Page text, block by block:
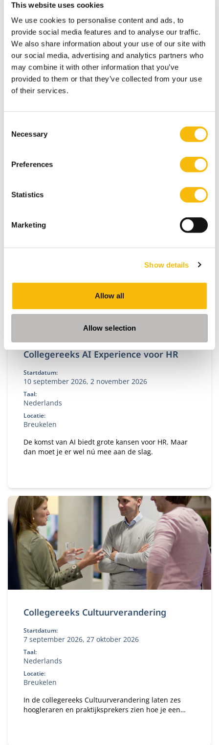
This website uses cookies
We use cookies to personalise content and ads, to
provide social media features and to analyse our traffic.
We also share information about your use of our site with
our social media, advertising and analytics partners who
may combine it with other information that you’ve
provided to them or that they’ve collected from your use
of their services.
Selection
Necessary
Preferences
Statistics
Marketing
Show details
Allow all
Allow selection
Verandermanagement en
Organisatieontwikkeling
24 september 2026
Ontwikkel je je kennis en competenties op het
Collegereeks AI Experience voor HR
Startdatum:
10 september 2026, 2 november 2026
Taal:
Nederlands
Locatie:
Breukelen
De komst van AI biedt grote kansen voor HR. Maar
dan moet je er wel nú mee aan de slag.
Collegereeks Cultuurverandering
Startdatum:
7 september 2026, 27 oktober 2026
Taal:
Nederlands
Locatie:
Breukelen
In de collegereeks Cultuurverandering laten zes
hoogleraren en praktijksprekers zien hoe je een